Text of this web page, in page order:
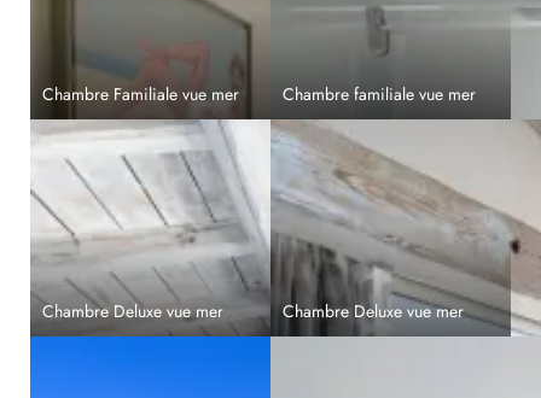
Chambre Familiale vue mer Chambre familiale vue mer
Chambre Deluxe vue mer Chambre Deluxe vue mer